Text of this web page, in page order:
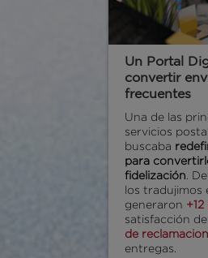
Un Portal
convertir
frecuentes
Una de las
servicios
buscaba
para
fidelización .
los tradujimos
generaron
satisfacción
de
entregas.